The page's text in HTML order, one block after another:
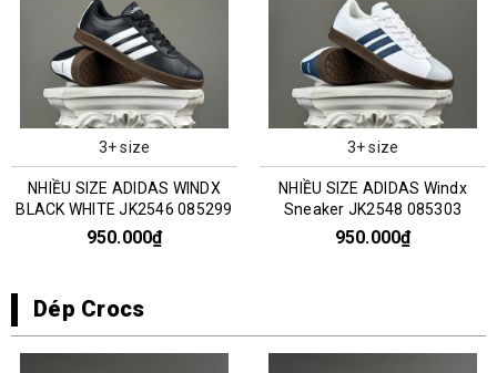
3+ size
NHIỀU SIZE ADIDAS WINDX
BLACK WHITE JK2546 085299
950.000₫
3+ size
NHIỀU SIZE ADIDAS Windx
Sneaker JK2548 085303
950.000₫
Dép Crocs